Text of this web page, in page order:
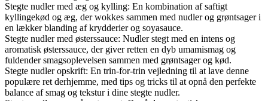
Stegte nudler med æg og kylling: En kombination af saftigt
kyllingekød og æg, der wokkes sammen med nudler og grøntsager i
en lækker blanding af krydderier og soyasauce.
Stegte nudler med østerssauce: Nudler stegt med en intens og
aromatisk østerssauce, der giver retten en dyb umamismag og
fuldender smagsoplevelsen sammen med grøntsager og kød.
Stegte nudler opskrift: En trin-for-trin vejledning til at lave denne
populære ret derhjemme, med tips og tricks til at opnå den perfekte
balance af smag og tekstur i dine stegte nudler.